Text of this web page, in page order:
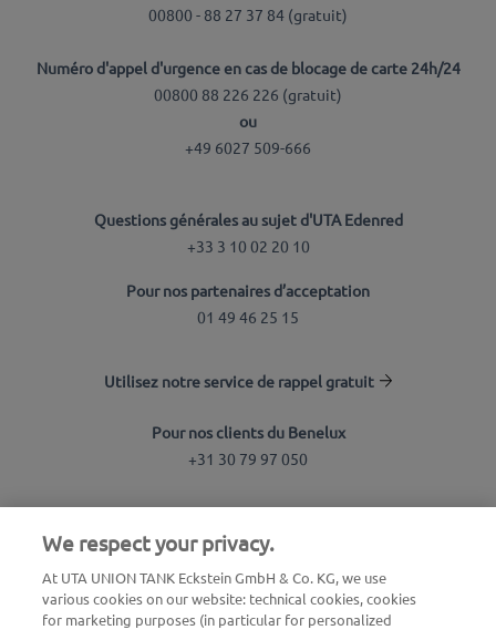
00800 - 88 27 37 84 (gratuit)
Numéro d'appel d'urgence en cas de blocage de carte 24h/24
00800 88 226 226 (gratuit)
ou
+49 6027 509-666
Questions générales au sujet d'UTA Edenred
+33 3 10 02 20 10
Pour nos partenaires d’acceptation
01 49 46 25 15
Utilisez notre service de rappel gratuit
Pour nos clients du Benelux
+31 30 79 97 050
Recherche de station
Connexion à l'espace client
À propos d'UTA Edenred
We respect your privacy.
At UTA UNION TANK Eckstein GmbH & Co. KG, we use
various cookies on our website: technical cookies, cookies
for marketing purposes (in particular for personalized